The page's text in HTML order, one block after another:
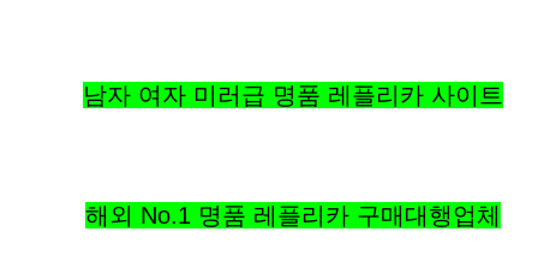
남자 여자 미러급 명품 레플리카 사이트
해외 No.1 명품 레플리카 구매대행업체